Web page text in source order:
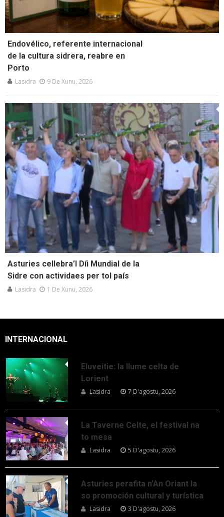
Endovélico, referente internacional
de la cultura sidrera, reabre en
Porto
Lasidra 9 De Xunu, 2026
Asturies cellebra’l Díi Mundial de la
Sidre con actividaes per tol país
Lasidra 1 De Xunu, 2026
INTERNACIONAL
Eluveitie: la llume celta de
Lorient
Lasidra 7 D'agostu, 2026
La Taverne Celte, el festival na
to mesa
Lasidra 5 D'agostu, 2026
Asturies perafita n’An Oriant la
so promoción cultural y turística
Lasidra 3 D'agostu, 2026